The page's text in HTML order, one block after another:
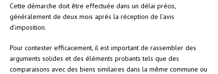
Cette démarche doit être effectuée dans un délai précis,
généralement de deux mois après la réception de l’avis
d’imposition.
Pour contester efficacement, il est important de rassembler des
arguments solides et des éléments probants tels que des
comparaisons avec des biens similaires dans la même commune ou